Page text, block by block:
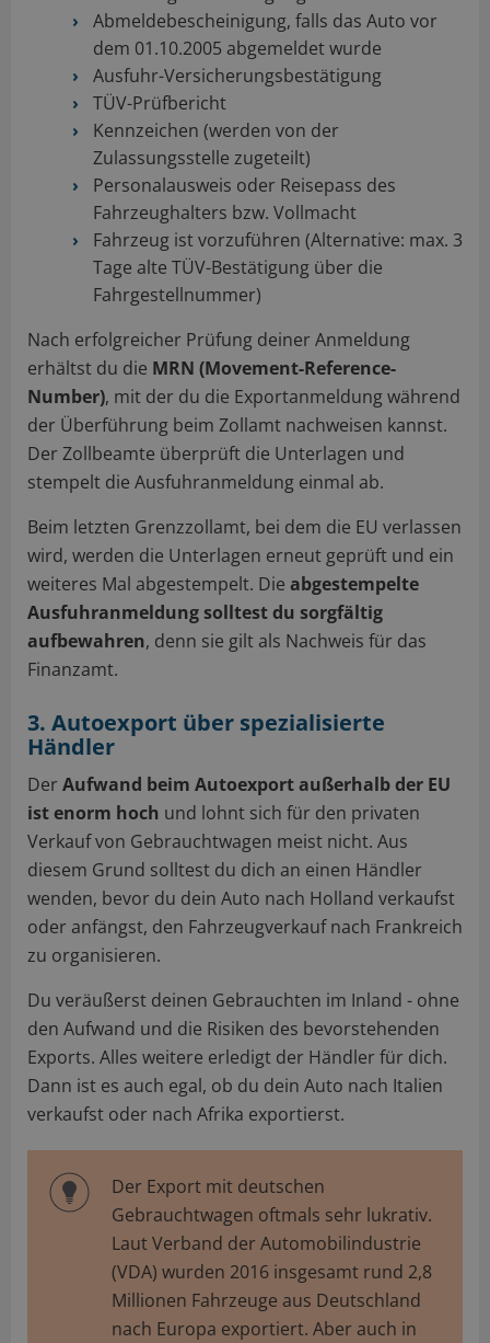
Abmeldebescheinigung, falls das Auto vor
dem 01.10.2005 abgemeldet wurde
Ausfuhr-Versicherungsbestätigung
TÜV-Prüfbericht
Kennzeichen (werden von der
Zulassungsstelle zugeteilt)
Personalausweis oder Reisepass des
Fahrzeughalters bzw. Vollmacht
Fahrzeug ist vorzuführen (Alternative: max. 3
Tage alte TÜV-Bestätigung über die
Fahrgestellnummer)
Nach erfolgreicher Prüfung deiner Anmeldung
erhältst du die MRN (Movement-Reference-
Number), mit der du die Exportanmeldung während
der Überführung beim Zollamt nachweisen kannst.
Der Zollbeamte überprüft die Unterlagen und
stempelt die Ausfuhranmeldung einmal ab.
Beim letzten Grenzzollamt, bei dem die EU verlassen
wird, werden die Unterlagen erneut geprüft und ein
weiteres Mal abgestempelt. Die abgestempelte
Ausfuhranmeldung solltest du sorgfältig
aufbewahren, denn sie gilt als Nachweis für das
Finanzamt.
3. Autoexport über spezialisierte
Händler
Der Aufwand beim Autoexport außerhalb der EU
ist enorm hoch und lohnt sich für den privaten
Verkauf von Gebrauchtwagen meist nicht. Aus
diesem Grund solltest du dich an einen Händler
wenden, bevor du dein Auto nach Holland verkaufst
oder anfängst, den Fahrzeugverkauf nach Frankreich
zu organisieren.
Du veräußerst deinen Gebrauchten im Inland - ohne
den Aufwand und die Risiken des bevorstehenden
Exports. Alles weitere erledigt der Händler für dich.
Dann ist es auch egal, ob du dein Auto nach Italien
verkaufst oder nach Afrika exportierst.
Der Export mit deutschen
Gebrauchtwagen oftmals sehr lukrativ.
Laut Verband der Automobilindustrie
(VDA) wurden 2016 insgesamt rund 2,8
Millionen Fahrzeuge aus Deutschland
nach Europa exportiert. Aber auch in